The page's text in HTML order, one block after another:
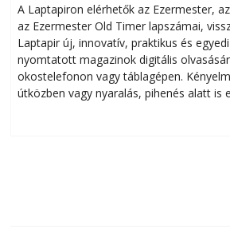
A Laptapiron elérhetők az Ezermester,
az Ezermester Old Timer lapszámai,
Laptapir új, innovatív, praktikus és
nyomtatott magazinok digitális
okostelefonon vagy táblagépen.
útközben vagy nyaralás, pihenés alatt is